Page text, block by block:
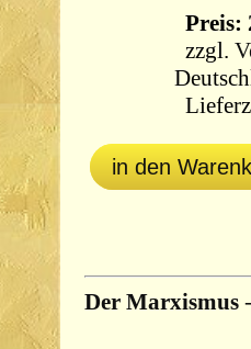
Preis:
zzgl.
in den
Der Marxismus